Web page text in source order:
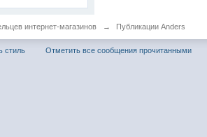
интернет-магазинов → Публикации Anders
стиль Отметить все сообщения прочитанными